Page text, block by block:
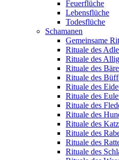
Feuerflüche
Lebensflüche
Todesflüche
Schamanen
Gemeinsame
Rituale des
Rituale des
Rituale des
Rituale des
Rituale des
Rituale des
Rituale des
Rituale des
Rituale des
Rituale des
Rituale des
Rituale des